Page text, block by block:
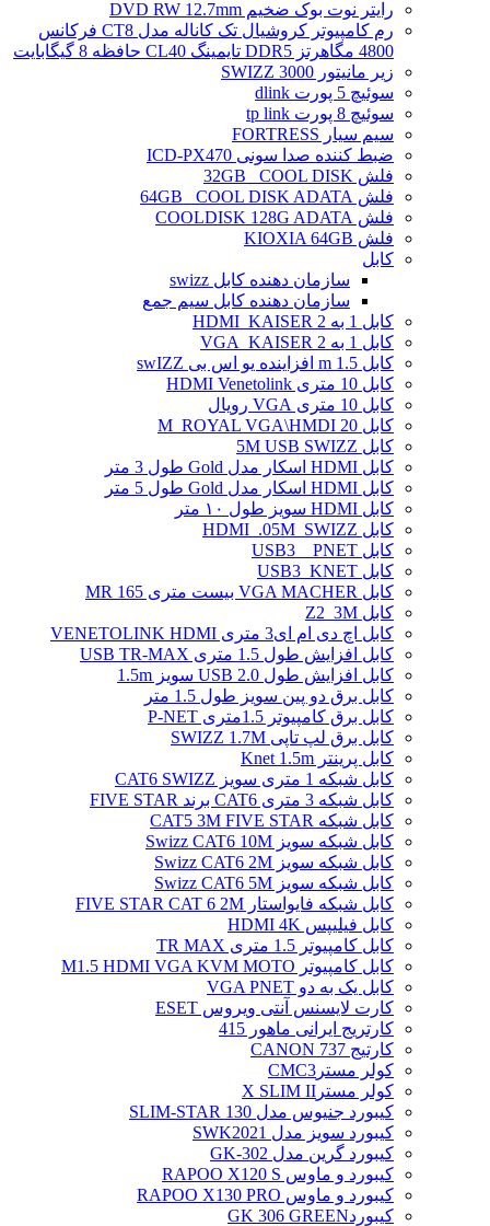
رایتر نوت بوک ضخیم DVD RW 12.7mm
رم کامپیوتر کروشیال تک کاناله مدل CT8 فرکانس
4800 مگاهرتز DDR5 تایمینگ CL40 حافظه 8 گیگابایت
زیر مانیتور SWIZZ 3000
سوئیچ 5 پورت dlink
سوئیچ 8 پورت tp link
سیم سیار FORTRESS
ضبط کننده صدا سونی ICD-PX470
فلش 32GB _COOL DISK
فلش 64GB _COOL DISK ADATA
فلش COOLDISK 128G ADATA
فلش KIOXIA 64GB
کابل
سازمان دهنده کابل swizz
سازمان دهنده کابل سیم جمع
کابل 1 به 2 HDMI_KAISER
کابل 1 به 2 VGA_KAISER
کابل 1.5 m افزاینده یو اس بی swIZZ
کابل 10 متری HDMI Venetolink
کابل 10 متری VGA رویال
کابل 20 M_ROYAL VGA\HMDI
کابل 5M USB SWIZZ
کابل HDMI اسکار مدل Gold طول 3 متر
کابل HDMI اسکار مدل Gold طول 5 متر
کابل HDMI سویز طول ۱۰ متر
کابل HDMI_.05M_SWIZZ
کابل USB3 _ PNET
کابل USB3_KNET
کابل VGA MACHER بیست متری MR 165
کابل Z2_3M
کابل اچ دی ام ای3 متری VENETOLINK HDMI
کابل افزایش طول 1.5 متری USB TR-MAX
کابل افزایش طول USB 2.0 سویز 1.5m
کابل برق دو پین سویز طول 1.5 متر
کابل برق کامپیوتر 1.5ﻣﺘﺮی P-NET
کابل برق لپ تاپی SWIZZ 1.7M
کابل پرینتر Knet 1.5m
کابل شبکه 1 متری سویز CAT6 SWIZZ
کابل شبکه 3 متری CAT6 برند FIVE STAR
کابل شبکه CAT5 3M FIVE STAR
کابل شبکه سویز Swizz CAT6 10M
کابل شبکه سویز Swizz CAT6 2M
کابل شبکه سویز Swizz CAT6 5M
کابل شبکه فایواستار FIVE STAR CAT 6 2M
کابل فیلیپس HDMI 4K
کابل کامپیوتر 1.5 متری TR MAX
کابل کامپیوتر M1.5 HDMI VGA KVM MOTO
کابل یک به دو VGA PNET
کارت لایسنس آنتی ویروس ESET
کارتریج ایرانی ماهور 415
کارتیج 737 CANON
کولر مسترCMC3
کولر مسترX SLIM II
کیبورد جنیوس مدل SLIM-STAR 130
کیبورد سویز مدل SWK2021
کیبورد گرین مدل GK-302
کیبورد و ماوس RAPOO X120 S
کیبورد و ماوس RAPOO X130 PRO
کیبوردGK 306 GREEN